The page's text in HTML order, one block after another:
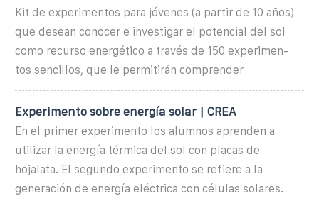
Kit de experimentos para jóvenes (a partir de 10 años)
que desean conocer e investigar el potencial del sol
como recurso energético a través de 150 experimen-
tos sencillos, que le permitirán comprender
Experimento sobre energía solar | CREA
En el primer experimento los alumnos aprenden a
utilizar la energía térmica del sol con placas de
hojalata. El segundo experimento se refiere a la
generación de energía eléctrica con células solares.